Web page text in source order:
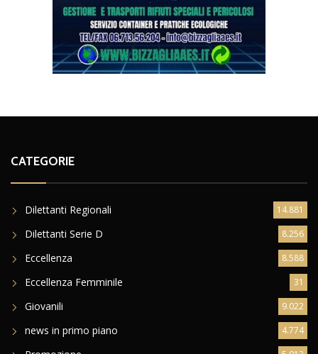
CATEGORIE
Dilettanti Regionali 14.881
Dilettanti Serie D 8.256
Eccellenza 8.588
Eccellenza Femminile 31
Giovanili 9.022
news in primo piano 4.774